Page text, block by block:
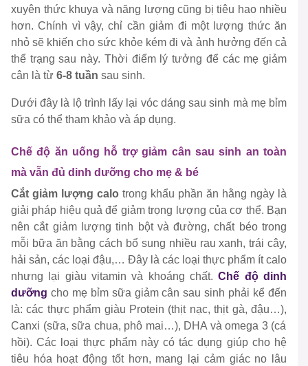
xuyên thức khuya và năng lượng cũng bị tiêu hao nhiều
hơn. Chính vì vậy, chỉ cần giảm đi một lượng thức ăn
nhỏ sẽ khiến cho sức khỏe kém đi và ảnh hưởng đến cả
thể trạng sau này. Thời điểm lý tưởng để các mẹ giảm
cân là từ 6-8 tuần sau sinh.
Dưới đây là lộ trình lấy lại vóc dáng sau sinh mà mẹ bỉm
sữa có thể tham khảo và áp dụng.
Chế độ ăn uống hỗ trợ giảm cân sau sinh an toàn
mà vẫn đủ dinh dưỡng cho mẹ & bé
Cắt giảm lượng calo trong khẩu phần ăn hằng ngày là
giải pháp hiệu quả để giảm trọng lượng của cơ thể. Bạn
nên cắt giảm lượng tinh bột và đường, chất béo trong
mỗi bữa ăn bằng cách bổ sung nhiều rau xanh, trái cây,
hải sản, các loại đậu,… Đây là các loại thực phẩm ít calo
nhưng lại giàu vitamin và khoáng chất.Chế độ dinh
dưỡng cho mẹ bỉm sữa giảm cân sau sinh phải kể đến
là: các thực phẩm giàu Protein (thịt nạc, thịt gà, đậu…),
Canxi (sữa, sữa chua, phô mai…), DHA và omega 3(cá
hồi). Các loại thực phẩm này có tác dụng giúp cho hệ
tiêu hóa hoạt động tốt hơn, mang lại cảm giác no lâu